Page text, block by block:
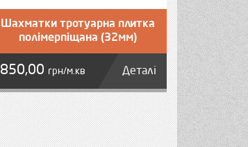
Шахматки тротуарна плитка
полімерпіщана (32мм)
850,00 грн/м.кв Деталі